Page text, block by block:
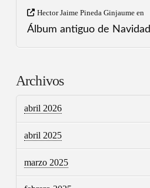
Hector Jaime Pineda Ginjaumeen
Álbum antiguo de Navidad
Archivos
abril 2026
abril 2025
marzo 2025